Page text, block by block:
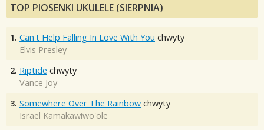
TOP PIOSENKI UKULELE (SIERPNIA)
1. Can't Help Falling In Love With You chwyty
Elvis Presley
2. Riptide chwyty
Vance Joy
3. Somewhere Over The Rainbow chwyty
Israel Kamakawiwo'ole